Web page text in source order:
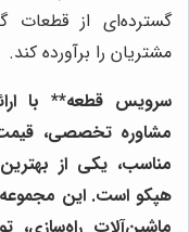
گسترده‌ای از قطعات
مشتریان را برآورده کند.
سرویس قطعه** با
مشاوره تخصصی،
مناسب، یکی از
هپکو است. این مجموعه